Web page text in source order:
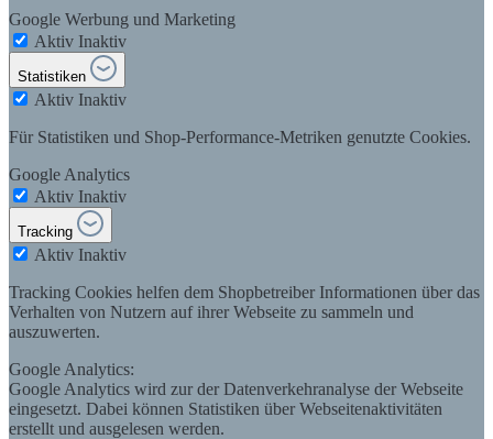
Google Werbung und Marketing
Aktiv Inaktiv
Statistiken
Aktiv Inaktiv
Für Statistiken und Shop-Performance-Metriken genutzte Cookies.
Google Analytics
Aktiv Inaktiv
Tracking
Aktiv Inaktiv
Tracking Cookies helfen dem Shopbetreiber Informationen über das
Verhalten von Nutzern auf ihrer Webseite zu sammeln und
auszuwerten.
Google Analytics:
Google Analytics wird zur der Datenverkehranalyse der Webseite
eingesetzt. Dabei können Statistiken über Webseitenaktivitäten
erstellt und ausgelesen werden.